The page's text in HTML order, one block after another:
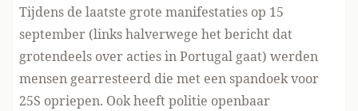
Tijdens de laatste grote manifestaties op 15
september (links halverwege het bericht dat
grotendeels over acties in Portugal gaat) werden
mensen gearresteerd die met een spandoek voor
25S opriepen. Ook heeft politie openbaar